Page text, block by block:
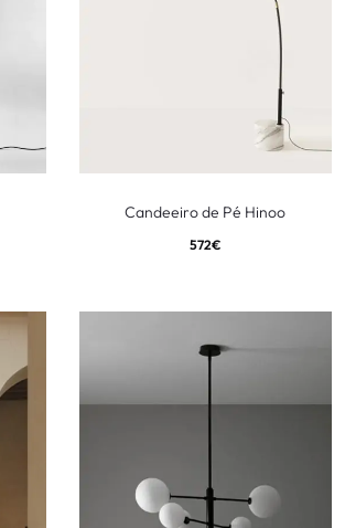
Candeeiro de Pé Hinoo
572€